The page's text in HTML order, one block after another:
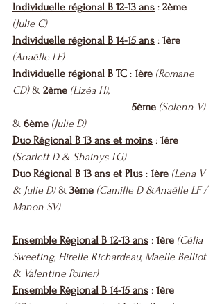
Individuelle régional B 12-13 ans : 2ème
(Julie C)
Individuelle régional B 14-15 ans : 1ère
(Anaëlle LF)
Individuelle régional B TC : 1ère (Romane
CD) & 2ème (Lizéa H),
5ème (Solenn V)
& 6ème (Julie D)
Duo Régional B 13 ans et moins : 1ére
(Scarlett D & Shainys LG)
Duo Régional B 13 ans et Plus : 1ère (Léna V
& Julie D) & 3ème (Camille D &Anaëlle LF /
Manon SV)
Ensemble Régional B 12-13 ans : 1ère (Célia
Sweeting, Hirelle Richardeau, Maelle Belliot
& Valentine Poirier)
Ensemble Régional B 14-15 ans : 1ère